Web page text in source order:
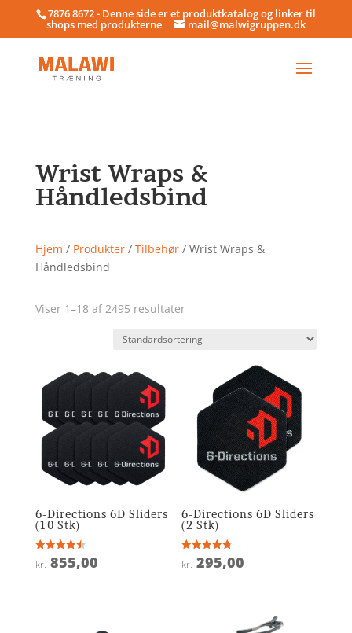
7876 8672 - Denne side er et produktkatalog og linker til
shops med produkterne mail@malwigruppen.dk
Wrist Wraps &
Håndledsbind
Hjem / Produkter/ Tilbehør/ Wrist Wraps &
Håndledsbind
Viser 1–18 af 2495 resultater
6-Directions 6D Sliders
(10 Stk)
Vurderet
4.5
kr. 855,00
6-Directions 6D Sliders
(2 Stk)
Vurderet
4.8
kr. 295,00